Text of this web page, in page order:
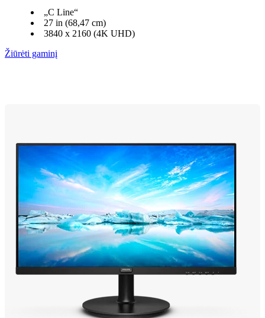
„C Line“
27 in (68,47 cm)
3840 x 2160 (4K UHD)
Žiūrėti gaminį